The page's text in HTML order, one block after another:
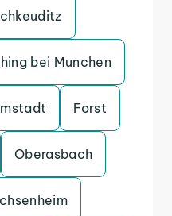
bei Munchen
Forst
Oberasbach